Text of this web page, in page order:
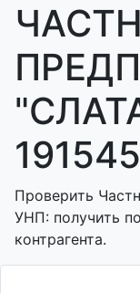
Проверить
УНП: получить
контрагента.